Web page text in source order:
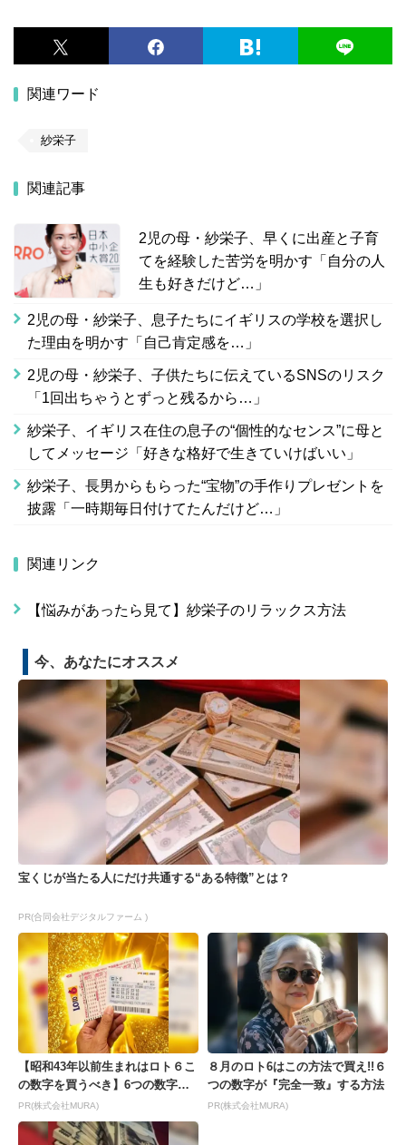
関連ワード
紗栄子
関連記事
2児の母・紗栄子、早くに出産と子育
てを経験した苦労を明かす「自分の人
生も好きだけど…」
2児の母・紗栄子、息子たちにイギリスの学校を選択し
た理由を明かす「自己肯定感を…」
2児の母・紗栄子、子供たちに伝えているSNSのリスク
「1回出ちゃうとずっと残るから…」
紗栄子、イギリス在住の息子の“個性的なセンス”に母と
してメッセージ「好きな格好で生きていけばいい」
紗栄子、長男からもらった“宝物”の手作りプレゼントを
披露「一時期毎日付けてたんだけど…」
関連リンク
【悩みがあったら見て】紗栄子のリラックス方法
今、あなたにオススメ
宝くじが当たる人にだけ共通する“ある特徴”とは？
PR(合同会社デジタルファーム )
【昭和43年以前生まれはロト６こ
の数字を買うべき】6つの数字が
「完全一致」する方...
PR(株式会社MURA)
８月のロト6はこの方法で買え!!６
つの数字が『完全一致』する方法
PR(株式会社MURA)